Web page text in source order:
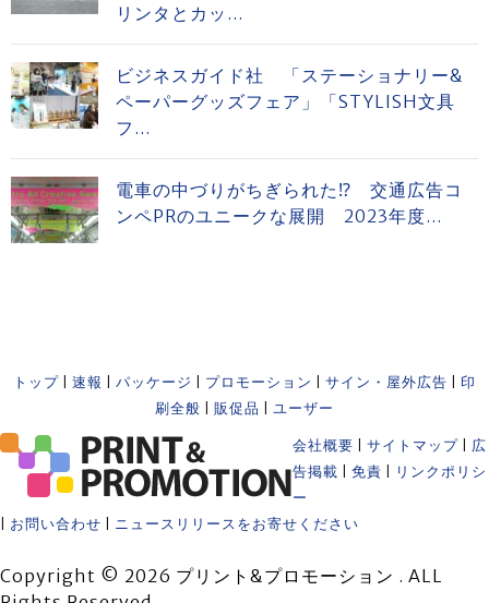
リンタとカッ...
ビジネスガイド社 「ステーショナリー&
ペーパーグッズフェア」「STYLISH文具
フ...
電車の中づりがちぎられた⁉ 交通広告コ
ンペPRのユニークな展開 2023年度...
トップ 速報 パッケージ プロモーション サイン・屋外広告
印
刷全般
販促品 ユーザー
会社概要 サイトマップ
広
告掲載
免責
リンクポリシ
ー
お問い合わせ ニュースリリースをお寄せください
Copyright © 2026 プリント&プロモーション . ALL